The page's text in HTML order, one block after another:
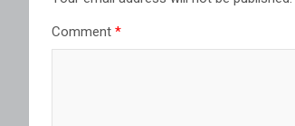
Comment *